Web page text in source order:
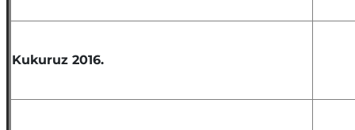
Kukuruz 2016.